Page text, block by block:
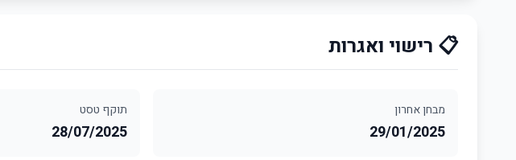
📋 רישוי ואגרות
מבחן אחרון
29/01/2025
תוקף טסט
28/07/2025